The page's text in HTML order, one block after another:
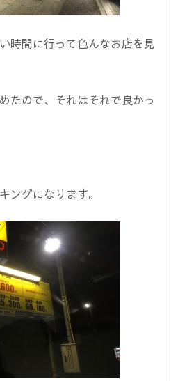
時間に行って色んなお店を見
たので、それはそれで良かっ
グになります。